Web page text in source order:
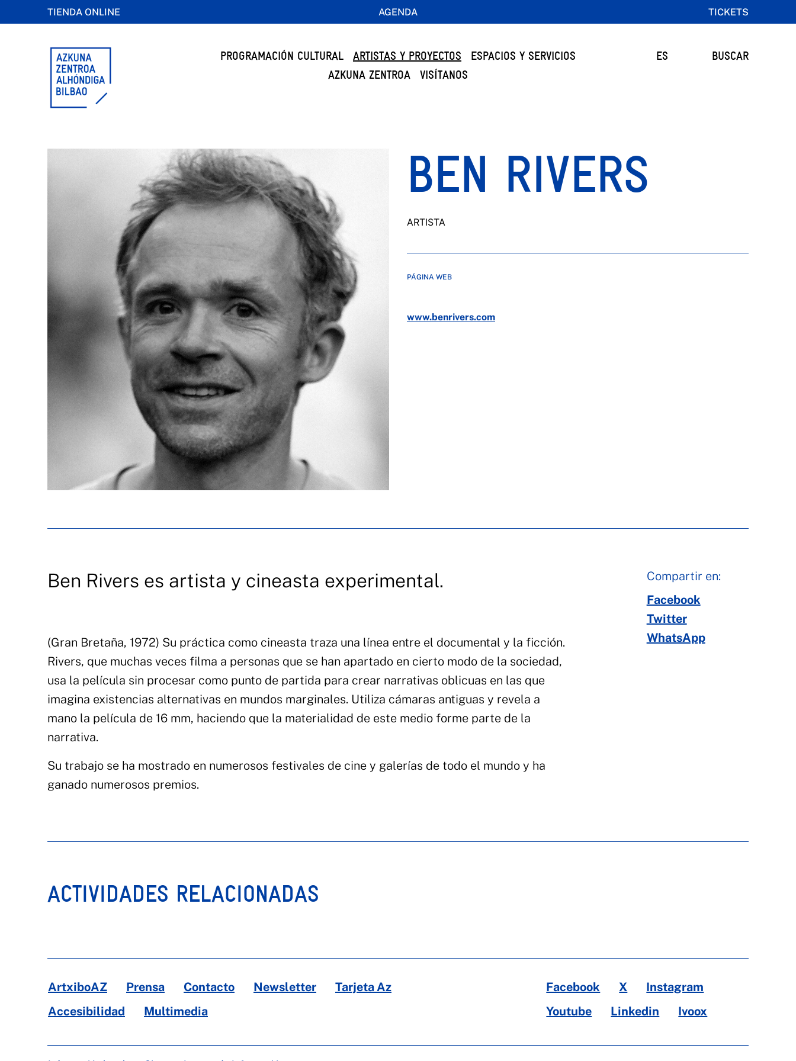
TIENDA ONLINE AGENDA TICKETS
PROGRAMACIÓN CULTURAL ARTISTAS Y PROYECTOS
ESPACIOS Y SERVICIOS
AZKUNA ZENTROA
VISÍTANOS
ES BUSCAR
BEN RIVERS
ARTISTA
PÁGINA WEB
www.benrivers.com
Ben Rivers es artista y cineasta experimental.
(Gran Bretaña, 1972) Su práctica como cineasta traza una línea entre el documental y la ficción.
Rivers, que muchas veces filma a personas que se han apartado en cierto modo de la sociedad,
usa la película sin procesar como punto de partida para crear narrativas oblicuas en las que
imagina existencias alternativas en mundos marginales. Utiliza cámaras antiguas y revela a
mano la película de 16 mm, haciendo que la materialidad de este medio forme parte de la
narrativa.
Su trabajo se ha mostrado en numerosos festivales de cine y galerías de todo el mundo y ha
ganado numerosos premios.
Compartir en:
Facebook
Twitter
WhatsApp
ACTIVIDADES RELACIONADAS
ArtxiboAZ Prensa Contacto Newsletter
Tarjeta Az
Accesibilidad
Multimedia
Facebook X
Instagram
Youtube
Linkedin Ivoox